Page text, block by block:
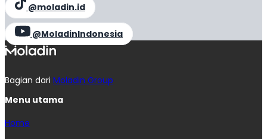
@moladin.id
@MoladinIndonesia
Bagian dari Moladin Group
Menu utama
Home